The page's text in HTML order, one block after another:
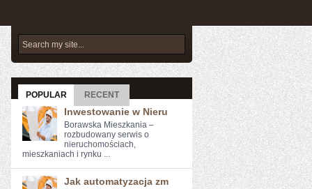
POPULAR RECENT
Inwestowanie w Nieru
Borawska Mieszkania –
rozbudowany serwis o
nieruchomościach,
mieszkaniach i rynku ...
Jak automatyzacja zm